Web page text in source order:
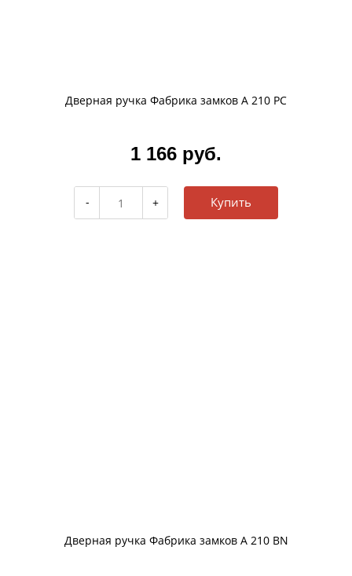
Дверная ручка Фабрика замков A 210 PC
1 166 руб.
Купить
Дверная ручка Фабрика замков A 210 BN